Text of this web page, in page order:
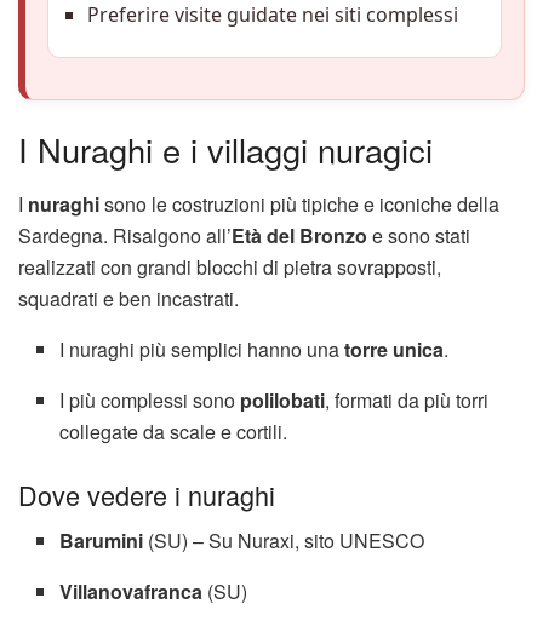
Preferire visite guidate nei siti complessi
I Nuraghi e i villaggi nuragici
I nuraghisono le costruzioni più tipiche e iconiche della
Sardegna. Risalgono all’Età del Bronzo e sono stati
realizzati con grandi blocchi di pietra sovrapposti,
squadrati e ben incastrati.
I nuraghi più semplici hanno unatorre unica.
I più complessi sono polilobati, formati da più torri
collegate da scale e cortili.
Dove vedere i nuraghi
Barumini (SU) – Su Nuraxi, sito UNESCO
Villanovafranca (SU)